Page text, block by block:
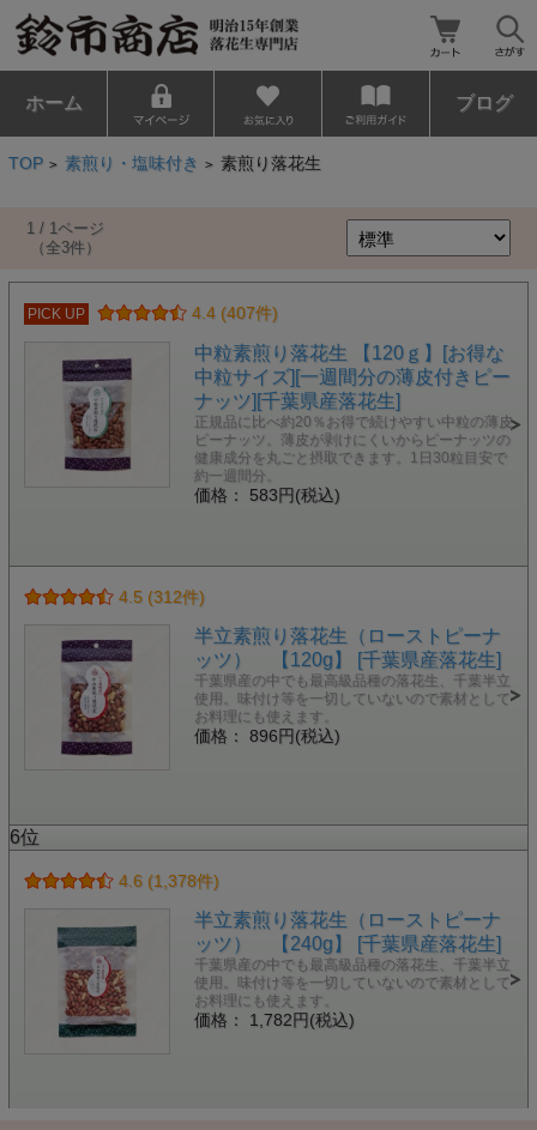
ホーム ブログ
TOP > 素煎り・塩味付き > 素煎り落花生
1 / 1ページ
（全3件）
PICK UP 4.4 (407件)
中粒素煎り落花生 【120ｇ】[お得な
中粒サイズ][一週間分の薄皮付きピー
ナッツ][千葉県産落花生]
正規品に比べ約20％お得で続けやすい中粒の薄皮
ピーナッツ。薄皮が剥けにくいからピーナッツの
健康成分を丸ごと摂取できます。1日30粒目安で
約一週間分。
価格： 583円(税込)
4.5 (312件)
半立素煎り落花生（ローストピーナ
ッツ） 【120g】 [千葉県産落花生]
千葉県産の中でも最高級品種の落花生、千葉半立
使用。味付け等を一切していないので素材として
お料理にも使えます。
価格： 896円(税込)
6位
4.6 (1,378件)
半立素煎り落花生（ローストピーナ
ッツ） 【240g】 [千葉県産落花生]
千葉県産の中でも最高級品種の落花生、千葉半立
使用。味付け等を一切していないので素材として
お料理にも使えます。
価格： 1,782円(税込)